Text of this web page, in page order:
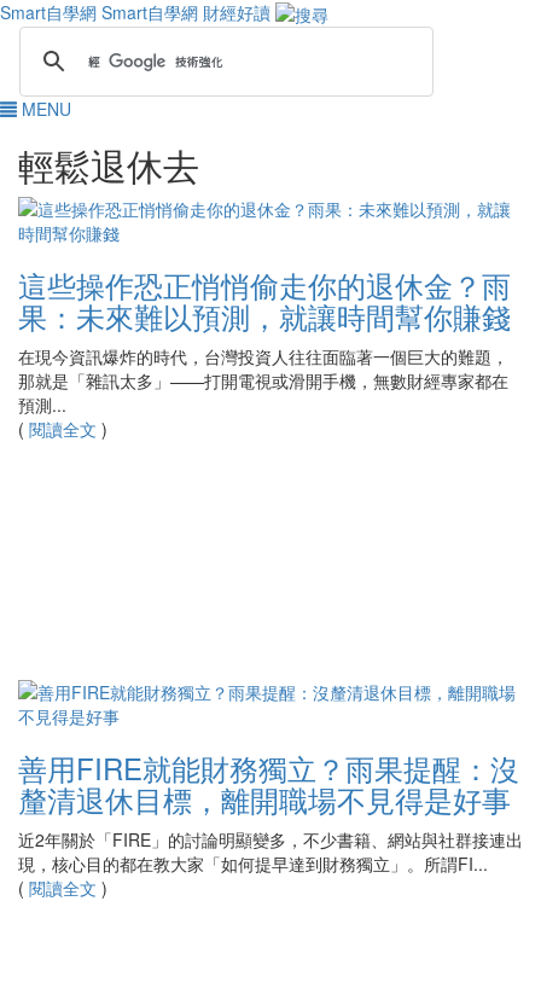
Smart自學網 Smart自學網 財經好讀
MENU
輕鬆退休去
這些操作恐正悄悄偷走你的退休金？雨
果：未來難以預測，就讓時間幫你賺錢
在現今資訊爆炸的時代，台灣投資人往往面臨著一個巨大的難題，
那就是「雜訊太多」——打開電視或滑開手機，無數財經專家都在
預測...
( 閱讀全文 )
善用FIRE就能財務獨立？雨果提醒：沒
釐清退休目標，離開職場不見得是好事
近2年關於「FIRE」的討論明顯變多，不少書籍、網站與社群接連出
現，核心目的都在教大家「如何提早達到財務獨立」。所謂FI...
( 閱讀全文 )